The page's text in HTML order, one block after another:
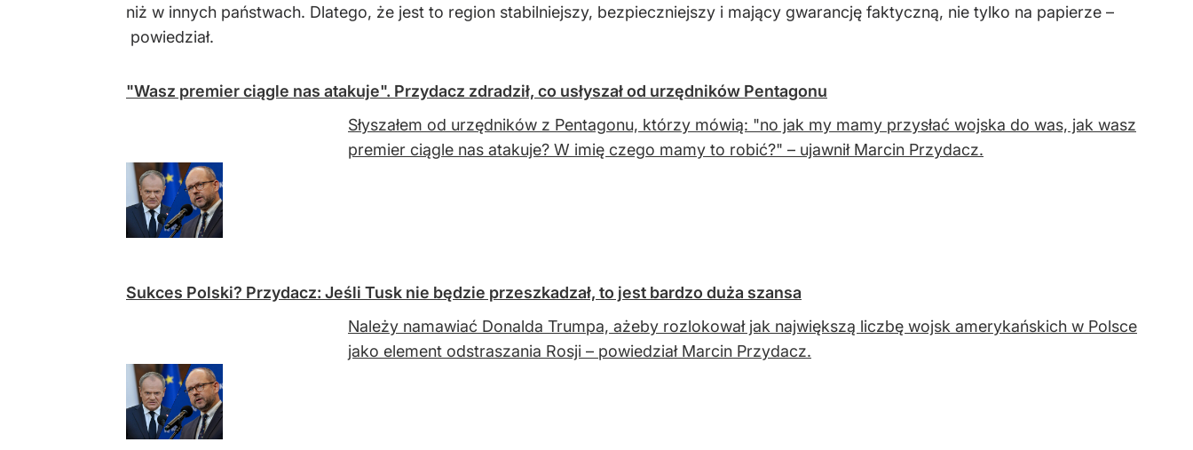
niż w innych państwach. Dlatego, że jest to region stabilniejszy, bezpieczniejszy i mający gwarancję faktyczną, nie tylko na papierze –
powiedział.
"Wasz premier ciągle nas atakuje". Przydacz zdradził, co usłyszał od urzędników Pentagonu
Słyszałem od urzędników z Pentagonu, którzy mówią: "no jak my mamy przysłać wojska do was, jak wasz
premier ciągle nas atakuje? W imię czego mamy to robić?" – ujawnił Marcin Przydacz.
Sukces Polski? Przydacz: Jeśli Tusk nie będzie przeszkadzał, to jest bardzo duża szansa
Należy namawiać Donalda Trumpa, ażeby rozlokował jak największą liczbę wojsk amerykańskich w Polsce
jako element odstraszania Rosji – powiedział Marcin Przydacz.